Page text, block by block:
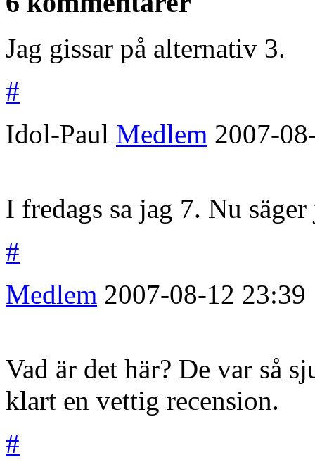
Jag gissar på alternativ 3.
#
Idol-Paul Medlem 2007-
I fredags sa jag 7. Nu
#
Medlem 2007-08-12 23:39
Vad är det här? De var så
klart en vettig recension.
#